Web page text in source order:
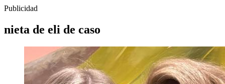
Publicidad
nieta de eli de caso